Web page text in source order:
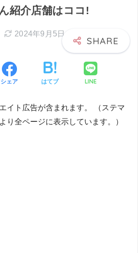
紹介店舗はココ!
2024年9月5日
シェア はてブ LINE
イト広告が含まれます。 （ステマ
り全ページに表示しています。）